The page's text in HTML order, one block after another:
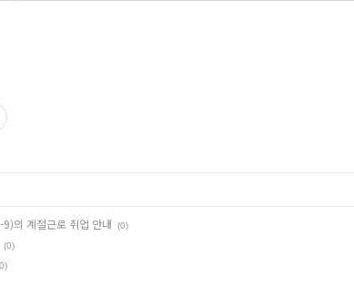
의 계절근로 취업 안내 (0)
(0)